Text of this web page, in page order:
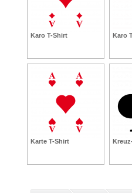
Karo T-Shirt Karo
Karte T-Shirt